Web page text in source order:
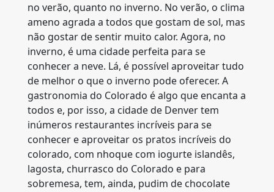
no verão, quanto no inverno. No verão, o clima
ameno agrada a todos que gostam de sol, mas
não gostar de sentir muito calor. Agora, no
inverno, é uma cidade perfeita para se
conhecer a neve. Lá, é possível aproveitar tudo
de melhor o que o inverno pode oferecer. A
gastronomia do Colorado é algo que encanta a
todos e, por isso, a cidade de Denver tem
inúmeros restaurantes incríveis para se
conhecer e aproveitar os pratos incríveis do
colorado, com nhoque com iogurte islandês,
lagosta, churrasco do Colorado e para
sobremesa, tem, ainda, pudim de chocolate